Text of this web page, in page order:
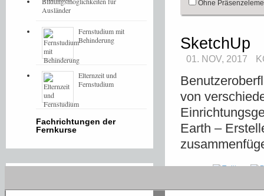
Ohne
SketchUp
01. NOV, 2017
von
Earth –
Ausländer
Fernstudium mit
Behinderung
Elternzeit und
Fernstudium
Fachrichtungen der
Fernkurse